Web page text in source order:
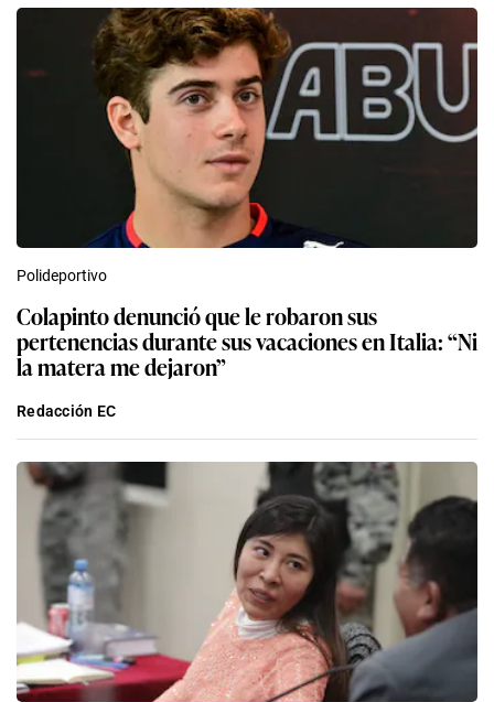
Polideportivo
Colapinto denunció que le robaron sus
pertenencias durante sus vacaciones en Italia: “Ni
la matera me dejaron”
Redacción EC